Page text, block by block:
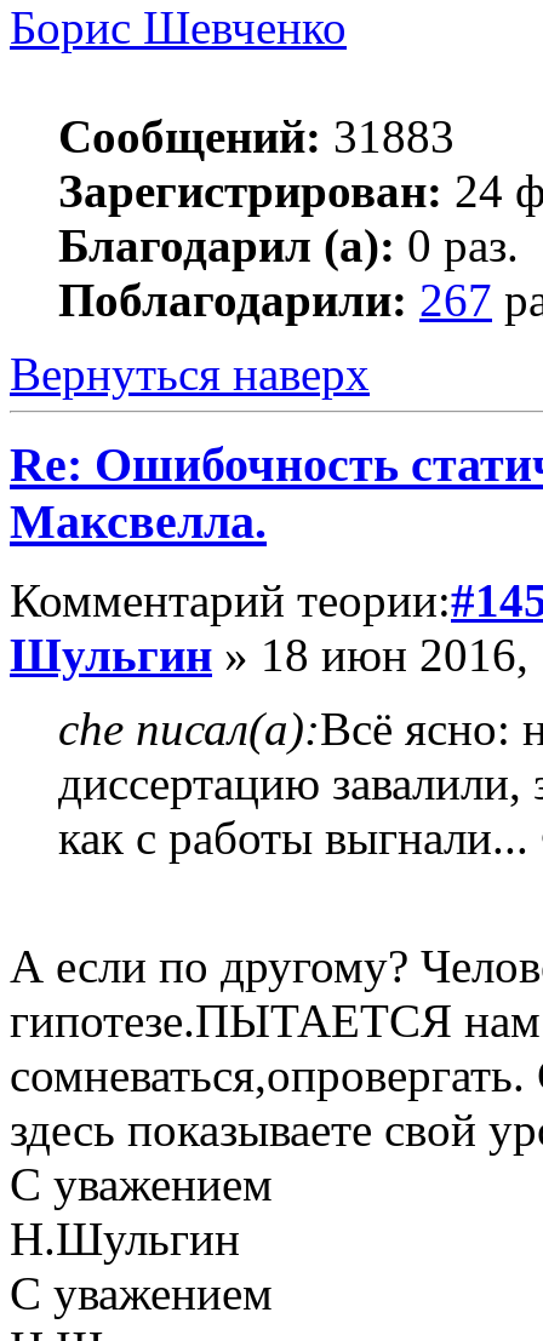
Борис Шевченко
Сообщений: 31883
Зарегистрирован: 24
Благодарил (а): 0 раз.
Поблагодарили: 267
Вернуться наверх
Re: Ошибочность
Максвелла.
Комментарий теории:
Шульгин » 18 июн 2016,
che писал(а):Всё ясно:
диссертацию завалили,
как с работы
А если по другому?
гипотезе.ПЫТАЕТСЯ нам
здесь показываете свой
С уважением
Н.Шульгин
С уважением